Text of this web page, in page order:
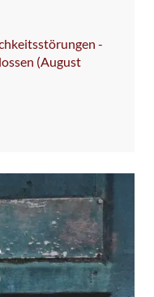
-
(August